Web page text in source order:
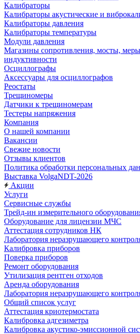
Калибраторы
Калибраторы акустические и
Калибраторы давления
Калибраторы температуры
Модули давления
Магазины сопротивления, мосты,
индуктивности
Осциллографы
Аксессуары для осциллографов
Реостаты
Трещиномеры
Датчики к трещиномерам
Тестеры напряжения
Компания
О нашей компании
Вакансии
Свежие новости
Отзывы клиентов
Политика обработки персональных
Выставка VolgaNDT-2026
Акции
Услуги
Сервисные службы
Трейд-ин измерительного
Оборудование для лицензии МЧС
Аттестация сотрудников НК
Лаборатория неразрушающего
Калибровка приборов
Поверка приборов
Ремонт оборудования
Утилизация рентген отходов
Аренда оборудования
Лаборатория неразрушающего
Общий список услуг
Аттестация криотермостата
Калибровка адгезиметра
Калибровка акустико-эмиссионной